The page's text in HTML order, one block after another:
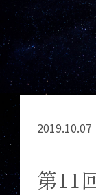
2019.10.07
第11